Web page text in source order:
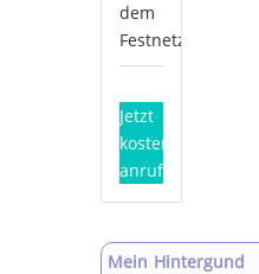
dem
Festnetz*
Jetzt
kostenlos
anrufen!
Mein Hintergund